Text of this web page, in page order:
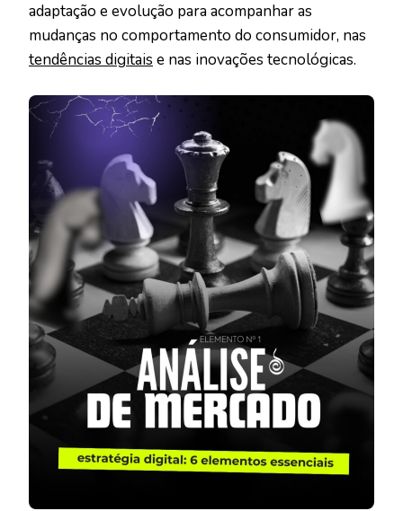
adaptação e evolução para acompanhar as
mudanças no comportamento do consumidor, nas
tendências digitais e nas inovações tecnológicas.